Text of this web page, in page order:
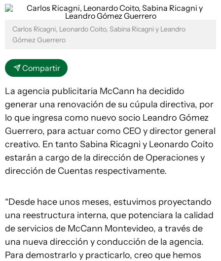
Carlos Ricagni, Leonardo Coito, Sabina Ricagni y Leandro
Gómez Guerrero
Compartir
La agencia publicitaria McCann ha decidido
generar una renovación de su cúpula directiva, por
lo que ingresa como nuevo socio Leandro Gómez
Guerrero, para actuar como CEO y director general
creativo. En tanto Sabina Ricagni y Leonardo Coito
estarán a cargo de la dirección de Operaciones y
dirección de Cuentas respectivamente.
“Desde hace unos meses, estuvimos proyectando
una reestructura interna, que potenciara la calidad
de servicios de McCann Montevideo, a través de
una nueva dirección y conducción de la agencia.
Para demostrarlo y practicarlo, creo que hemos